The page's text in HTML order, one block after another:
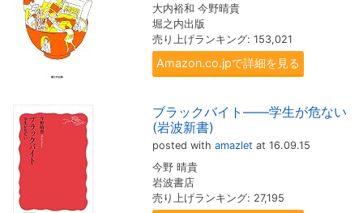
大内裕和 今野晴貴
堀之内出版
売り上げランキング: 153,021
Amazon.co.jpで詳細を見る
ブラックバイト――学生が危ない
(岩波新書)
posted with amazlet at 16.09.15
今野 晴貴
岩波書店
売り上げランキング: 27,195